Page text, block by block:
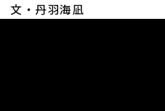
文・丹羽海凪